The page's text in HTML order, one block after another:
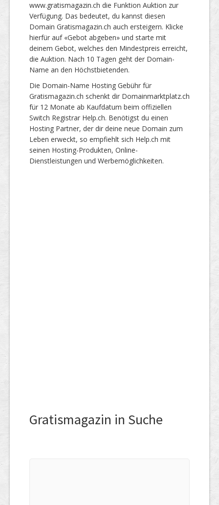
www.gratismagazin.ch die Funktion Auktion zur
Verfügung. Das bedeutet, du kannst diesen
Domain Gratismagazin.ch auch ersteigern. Klicke
hierfür auf «Gebot abgeben» und starte mit
deinem Gebot, welches den Mindestpreis erreicht,
die Auktion. Nach 10 Tagen geht der Domain-
Name an den Höchstbietenden.
Die Domain-Name Hosting Gebühr für
Gratismagazin.ch schenkt dir Domainmarktplatz.ch
für 12 Monate ab Kaufdatum beim offiziellen
Switch Registrar Help.ch. Benötigst du einen
Hosting Partner, der dir deine neue Domain zum
Leben erweckt, so empfiehlt sich Help.ch mit
seinen Hosting-Produkten, Online-
Dienstleistungen und Werbemöglichkeiten.
Gratismagazin in Suche